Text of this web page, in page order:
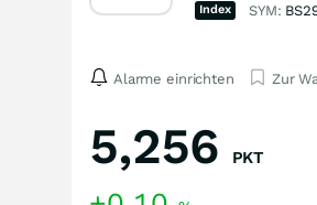
Index SYM:
Alarme einrichten Zur
5,256 PKT